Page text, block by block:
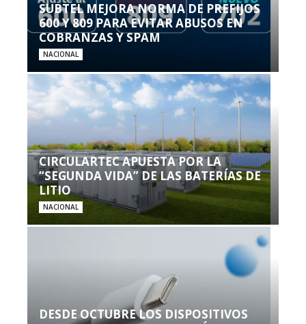
SUBTEL MEJORA NORMA DE PREFIJOS
600 Y 809 PARA EVITAR ABUSOS EN
COBRANZAS Y SPAM
NACIONAL
CIRCULARTEC APUESTA POR LA
“SEGUNDA VIDA” DE LAS BATERÍAS DE
LITIO
NACIONAL
DESDE OCTUBRE LOS DISPOSITIVOS